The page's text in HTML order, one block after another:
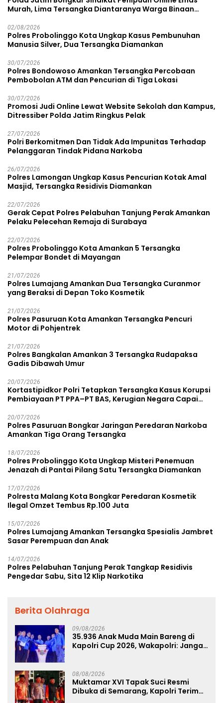
Murah, Lima Tersangka Diantaranya Warga Binaan
02/08/2026
Polres Probolinggo Kota Ungkap Kasus Pembunuhan
Manusia Silver, Dua Tersangka Diamankan
30/07/2026
Polres Bondowoso Amankan Tersangka Percobaan
Pembobolan ATM dan Pencurian di Tiga Lokasi
30/07/2026
Promosi Judi Online Lewat Website Sekolah dan Kampus,
Ditressiber Polda Jatim Ringkus Pelak
27/07/2026
Polri Berkomitmen Dan Tidak Ada Impunitas Terhadap
Pelanggaran Tindak Pidana Narkoba
26/07/2026
Polres Lamongan Ungkap Kasus Pencurian Kotak Amal
Masjid, Tersangka Residivis Diamankan
22/07/2026
Gerak Cepat Polres Pelabuhan Tanjung Perak Amankan
Pelaku Pelecehan Remaja di Surabaya
22/07/2026
Polres Probolinggo Kota Amankan 5 Tersangka
Pelempar Bondet di Mayangan
21/07/2026
Polres Lumajang Amankan Dua Tersangka Curanmor
yang Beraksi di Depan Toko Kosmetik
21/07/2026
Polres Pasuruan Kota Amankan Tersangka Pencuri
Motor di Pohjentrek
21/07/2026
Polres Bangkalan Amankan 3 Tersangka Rudapaksa
Gadis Dibawah Umur
20/07/2026
Kortastipidkor Polri Tetapkan Tersangka Kasus Korupsi
Pembiayaan PT PPA–PT BAS, Kerugian Negara Capai
20/07/2026
Polres Pasuruan Bongkar Jaringan Peredaran Narkoba
Amankan Tiga Orang Tersangka
18/07/2026
Polres Probolinggo Kota Ungkap Misteri Penemuan
Jenazah di Pantai Pilang Satu Tersangka Diamankan
17/07/2026
Polresta Malang Kota Bongkar Peredaran Kosmetik
Ilegal Omzet Tembus Rp.100 Juta
15/07/2026
Polres Lumajang Amankan Tersangka Spesialis Jambret
Sasar Perempuan dan Anak
14/07/2026
Polres Pelabuhan Tanjung Perak Tangkap Residivis
Pengedar Sabu, Sita 12 Klip Narkotika
Berita Olahraga
09/08/2026
35.936 Anak Muda Main Bareng di
Kapolri Cup 2026, Wakapolri: Jangan
08/08/2026
Muktamar XVI Tapak Suci Resmi
Dibuka di Semarang, Kapolri Terima